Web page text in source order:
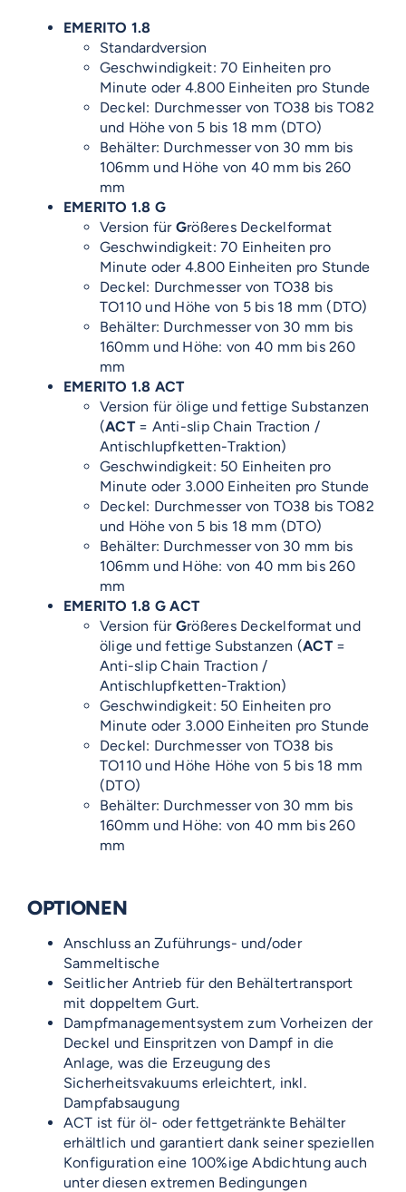
EMERITO 1.8
Standardversion
Geschwindigkeit: 70 Einheiten pro
Minute oder 4.800 Einheiten pro Stunde
Deckel: Durchmesser von TO38 bis TO82
und Höhe von 5 bis 18 mm (DTO)
Behälter: Durchmesser von 30 mm bis
106mm und Höhe von 40 mm bis 260
mm
EMERITO 1.8 G
Version für Größeres Deckelformat
Geschwindigkeit: 70 Einheiten pro
Minute oder 4.800 Einheiten pro Stunde
Deckel: Durchmesser von TO38 bis
TO110 und Höhe von 5 bis 18 mm (DTO)
Behälter: Durchmesser von 30 mm bis
160mm und Höhe: von 40 mm bis 260
mm
EMERITO 1.8 ACT
Version für ölige und fettige Substanzen
(ACT= Anti-slip Chain Traction /
Antischlupfketten-Traktion)
Geschwindigkeit: 50 Einheiten pro
Minute oder 3.000 Einheiten pro Stunde
Deckel: Durchmesser von TO38 bis TO82
und Höhe von 5 bis 18 mm (DTO)
Behälter: Durchmesser von 30 mm bis
106mm und Höhe: von 40 mm bis 260
mm
EMERITO 1.8 G ACT
Version für Größeres Deckelformat und
ölige und fettige Substanzen (ACT=
Anti-slip Chain Traction /
Antischlupfketten-Traktion)
Geschwindigkeit: 50 Einheiten pro
Minute oder 3.000 Einheiten pro Stunde
Deckel: Durchmesser von TO38 bis
TO110 und Höhe Höhe von 5 bis 18 mm
(DTO)
Behälter: Durchmesser von 30 mm bis
160mm und Höhe: von 40 mm bis 260
mm
OPTIONEN
Anschluss an Zuführungs- und/oder
Sammeltische
Seitlicher Antrieb für den Behältertransport
mit doppeltem Gurt.
Dampfmanagementsystem zum Vorheizen der
Deckel und Einspritzen von Dampf in die
Anlage, was die Erzeugung des
Sicherheitsvakuums erleichtert, inkl.
Dampfabsaugung
ACT ist für öl- oder fettgetränkte Behälter
erhältlich und garantiert dank seiner speziellen
Konfiguration eine 100%ige Abdichtung auch
unter diesen extremen Bedingungen